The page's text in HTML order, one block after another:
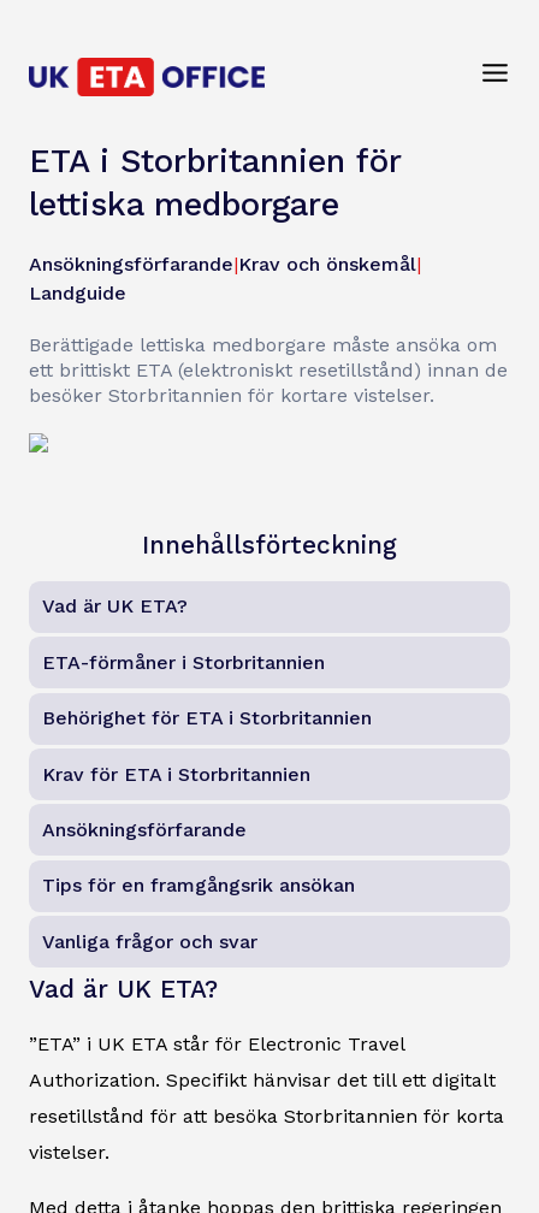
ETA i Storbritannien för
lettiska medborgare
Ansökningsförfarande|Krav och önskemål|
Landguide
Berättigade lettiska medborgare måste ansöka om
ett brittiskt ETA (elektroniskt resetillstånd) innan de
besöker Storbritannien för kortare vistelser.
Innehållsförteckning
Vad är UK ETA?
ETA-förmåner i Storbritannien
Behörighet för ETA i Storbritannien
Krav för ETA i Storbritannien
Ansökningsförfarande
Tips för en framgångsrik ansökan
Vanliga frågor och svar
Vad är UK ETA?
”ETA” i UK ETA står för Electronic Travel
Authorization. Specifikt hänvisar det till ett digitalt
resetillstånd för att besöka Storbritannien för korta
vistelser.
Med detta i åtanke hoppas den brittiska regeringen